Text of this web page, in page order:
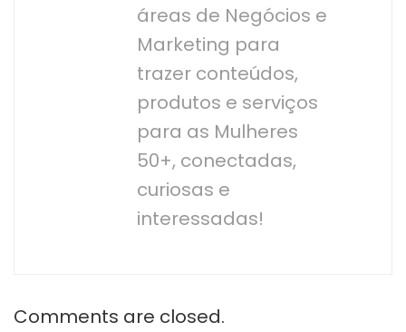
áreas de Negócios e
Marketing para
trazer conteúdos,
produtos e serviços
para as Mulheres
50+, conectadas,
curiosas e
interessadas!
Comments are closed.